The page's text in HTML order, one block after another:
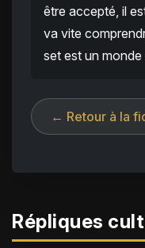
être accepté, il
va vite
set est un monde
← Retour à la
Répliques